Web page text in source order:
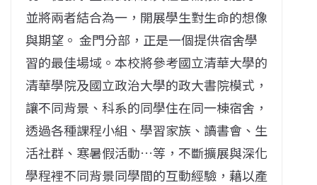
並將兩者結合為一，開展學生對生命的想像
與期望。 金門分部，正是一個提供宿舍學
習的最佳場域。本校將參考國立清華大學的
清華學院及國立政治大學的政大書院模式，
讓不同背景、科系的同學住在同一棟宿舍，
透過各種課程小組、學習家族、讀書會、生
活社群、寒暑假活動…等，不斷擴展與深化
學程裡不同背景同學間的互動經驗，藉以產